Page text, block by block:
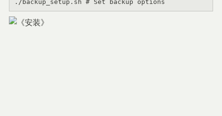
./backup_setup.sh # Set backup options